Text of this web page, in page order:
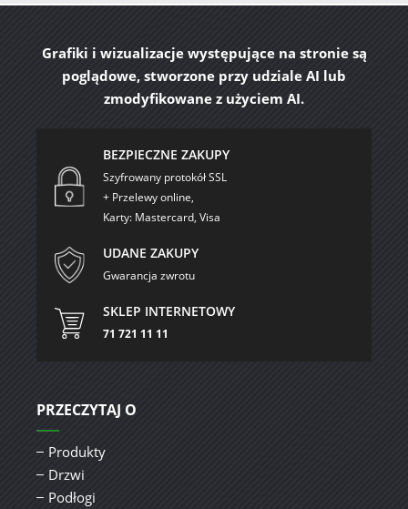
Grafiki i wizualizacje występujące na stronie są
poglądowe, stworzone przy udziale AI lub
zmodyfikowane z użyciem AI.
BEZPIECZNE ZAKUPY
Szyfrowany protokół SSL
+ Przelewy online,
Karty: Mastercard, Visa
UDANE ZAKUPY
Gwarancja zwrotu
SKLEP INTERNETOWY
71 721 11 11
PRZECZYTAJ O
Produkty
Drzwi
Podłogi